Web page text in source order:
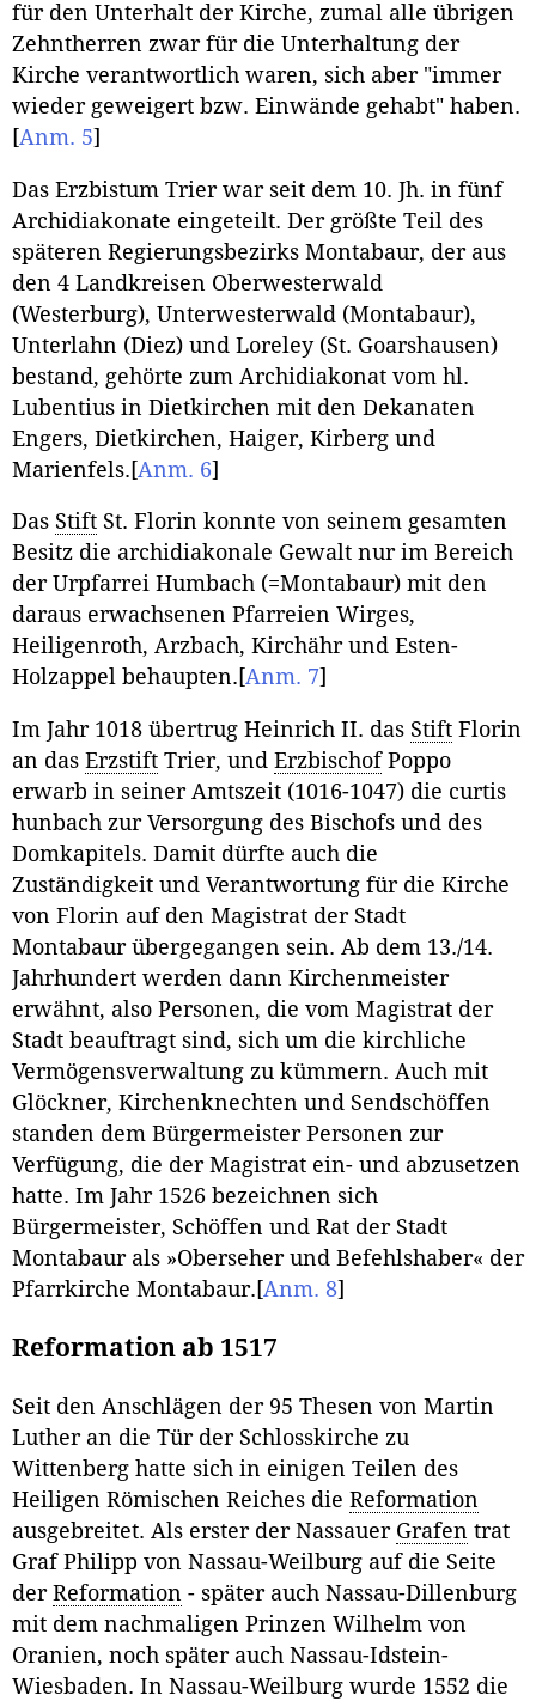
für den Unterhalt der Kirche, zumal alle übrigen
Zehntherren zwar für die Unterhaltung der
Kirche verantwortlich waren, sich aber "immer
wieder geweigert bzw. Einwände gehabt" haben.
[Anm. 5]
Das Erzbistum Trier war seit dem 10. Jh. in fünf
Archidiakonate eingeteilt. Der größte Teil des
späteren Regierungsbezirks Montabaur, der aus
den 4 Landkreisen Oberwesterwald
(Westerburg), Unterwesterwald (Montabaur),
Unterlahn (Diez) und Loreley (St. Goarshausen)
bestand, gehörte zum Archidiakonat vom hl.
Lubentius in Dietkirchen mit den Dekanaten
Engers, Dietkirchen, Haiger, Kirberg und
Marienfels. [Anm. 6]
Das Stift St. Florin konnte von seinem gesamten
Besitz die archidiakonale Gewalt nur im Bereich
der Urpfarrei Humbach (=Montabaur) mit den
daraus erwachsenen Pfarreien Wirges,
Heiligenroth, Arzbach, Kirchähr und Esten-
Holzappel behaupten. [Anm. 7]
Im Jahr 1018 übertrug Heinrich II. das Stift Florin
an das Erzstift Trier, und ErzbischofPoppo
erwarb in seiner Amtszeit (1016-1047) die curtis
hunbach zur Versorgung des Bischofs und des
Domkapitels. Damit dürfte auch die
Zuständigkeit und Verantwortung für die Kirche
von Florin auf den Magistrat der Stadt
Montabaur übergegangen sein. Ab dem 13./14.
Jahrhundert werden dann Kirchenmeister
erwähnt, also Personen, die vom Magistrat der
Stadt beauftragt sind, sich um die kirchliche
Vermögensverwaltung zu kümmern. Auch mit
Glöckner, Kirchenknechten und Sendschöffen
standen dem Bürgermeister Personen zur
Verfügung, die der Magistrat ein- und abzusetzen
hatte. Im Jahr 1526 bezeichnen sich
Bürgermeister, Schöffen und Rat der Stadt
Montabaur als »Oberseher und Befehlshaber« der
Pfarrkirche Montabaur. [Anm. 8]
Reformation ab 1517
Seit den Anschlägen der 95 Thesen von Martin
Luther an die Tür der Schlosskirche zu
Wittenberg hatte sich in einigen Teilen des
Heiligen Römischen Reiches die Reformation
ausgebreitet. Als erster der Nassauer Grafen trat
Graf Philipp von Nassau-Weilburg auf die Seite
der Reformation - später auch Nassau-Dillenburg
mit dem nachmaligen Prinzen Wilhelm von
Oranien, noch später auch Nassau-Idstein-
Wiesbaden. In Nassau-Weilburg wurde 1552 die